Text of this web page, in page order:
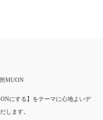
MUON
にする】をテーマに心地よいデ
します。